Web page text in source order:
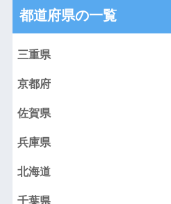
都道府県の一覧
三重県
京都府
佐賀県
兵庫県
北海道
千葉県